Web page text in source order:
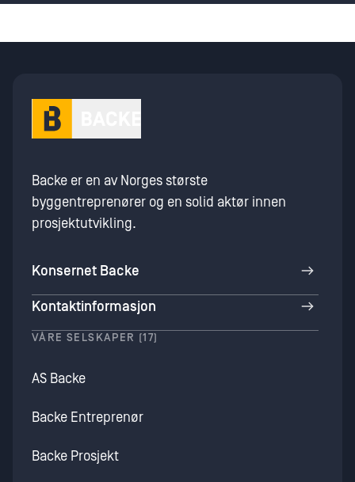
Backe er en av Norges største
byggentreprenører og en solid aktør innen
prosjektutvikling.
Konsernet Backe
Kontaktinformasjon
VÅRE SELSKAPER (17)
AS Backe
Backe Entreprenør
Backe Prosjekt